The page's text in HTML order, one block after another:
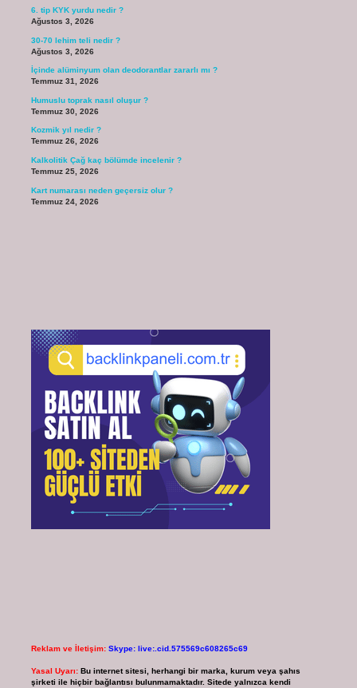
6. tip KYK yurdu nedir ?
Ağustos 3, 2026
30-70 lehim teli nedir ?
Ağustos 3, 2026
İçinde alüminyum olan deodorantlar zararlı mı ?
Temmuz 31, 2026
Humuslu toprak nasıl oluşur ?
Temmuz 30, 2026
Kozmik yıl nedir ?
Temmuz 26, 2026
Kalkolitik Çağ kaç bölümde incelenir ?
Temmuz 25, 2026
Kart numarası neden geçersiz olur ?
Temmuz 24, 2026
Reklam ve İletişim: Skype: live:.cid.575569c608265c69
Yasal Uyarı: Bu internet sitesi, herhangi bir marka, kurum veya şahıs
şirketi ile hiçbir bağlantısı bulunmamaktadır. Sitede yalnızca kendi